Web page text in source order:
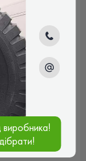
виробника!